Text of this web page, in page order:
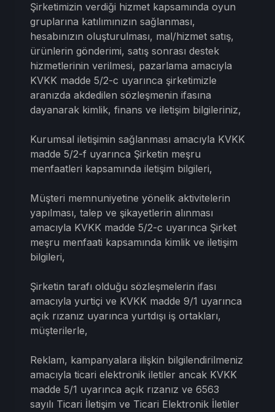
Şirketimizin verdiği hizmet kapsamında oyun
gruplarına katılımınızın sağlanması,
hesabınızın oluşturulması, mal/hizmet satış,
ürünlerin gönderimi, satış sonrası destek
hizmetlerinin verilmesi, pazarlama amacıyla
KVKK madde 5/2-c uyarınca şirketimizle
aranızda akdedilen sözleşmenin ifasına
dayanarak kimlik, finans ve iletişim bilgileriniz,
Kurumsal iletişimin sağlanması amacıyla KVKK
madde 5/2-f uyarınca Şirketin meşru
menfaatleri kapsamında iletişim bilgileri,
Müşteri memnuniyetine yönelik aktivitelerin
yapılması, talep ve şikayetlerin alınması
amacıyla KVKK madde 5/2-c uyarınca Şirket
meşru menfaati kapsamında kimlik ve iletişim
bilgileri,
Şirketin tarafı olduğu sözleşmelerin ifası
amacıyla yurtiçi ve KVKK madde 9/1 uyarınca
açık rızanız uyarınca yurtdışı iş ortakları,
müşterilerle,
Reklam, kampanyalara ilişkin bilgilendirilmeniz
amacıyla ticari elektronik iletiler ancak KVKK
madde 5/1 uyarınca açık rızanız ve 6563
sayılı Ticari İletişim ve Ticari Elektronik İletiler